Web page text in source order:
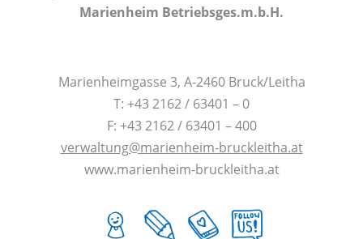
Marienheim Betriebsges.m.b.H.
Marienheimgasse 3, A-2460 Bruck/Leitha
T: +43 2162 / 63401 – 0
F: +43 2162 / 63401 – 400
verwaltung@marienheim-bruckleitha.at
www.marienheim-bruckleitha.at